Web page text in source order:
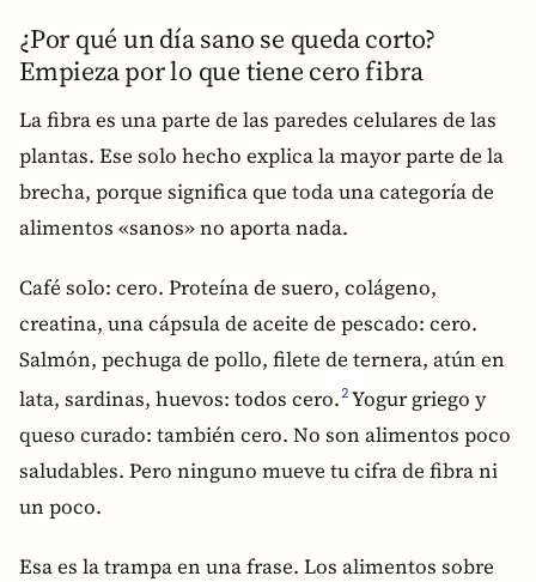
¿Por qué un día sano se queda corto?
Empieza por lo que tiene cero fibra
La fibra es una parte de las paredes celulares de las
plantas. Ese solo hecho explica la mayor parte de la
brecha, porque significa que toda una categoría de
alimentos «sanos» no aporta nada.
Café solo: cero. Proteína de suero, colágeno,
creatina, una cápsula de aceite de pescado: cero.
Salmón, pechuga de pollo, filete de ternera, atún en
lata, sardinas, huevos: todos cero.2 Yogur griego y
queso curado: también cero. No son alimentos poco
saludables. Pero ninguno mueve tu cifra de fibra ni
un poco.
Esa es la trampa en una frase. Los alimentos sobre